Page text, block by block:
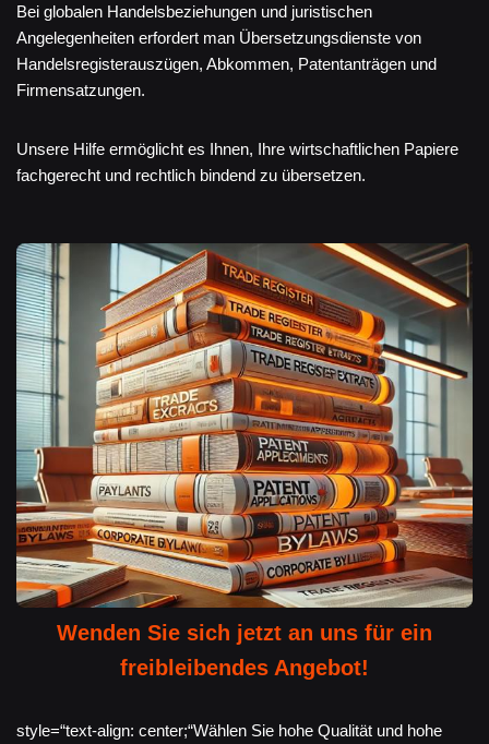
Bei globalen Handelsbeziehungen und juristischen
Angelegenheiten erfordert man Übersetzungsdienste von
Handelsregisterauszügen, Abkommen, Patentanträgen und
Firmensatzungen.
Unsere Hilfe ermöglicht es Ihnen, Ihre wirtschaftlichen Papiere
fachgerecht und rechtlich bindend zu übersetzen.
Wenden Sie sich jetzt an uns für ein
freibleibendes Angebot!
style=“text-align: center;“Wählen Sie hohe Qualität und hohe